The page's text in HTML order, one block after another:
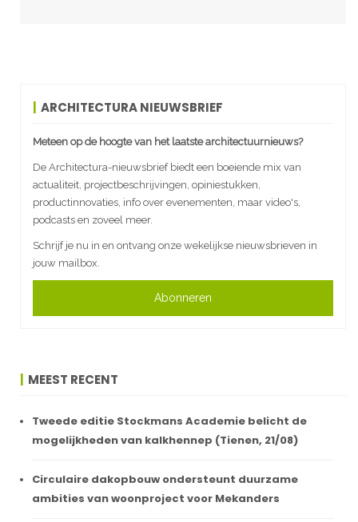
ARCHITECTURA NIEUWSBRIEF
Meteen op de hoogte van het laatste architectuurnieuws?
De Architectura-nieuwsbrief biedt een boeiende mix van
actualiteit, projectbeschrijvingen, opiniestukken,
productinnovaties, info over evenementen, maar video's,
podcasts en zoveel meer.
Schrijf je nu in en ontvang onze wekelijkse nieuwsbrieven in
jouw mailbox.
Abonneren
MEEST RECENT
Tweede editie Stockmans Academie belicht de
mogelijkheden van kalkhennep (Tienen, 21/08)
Circulaire dakopbouw ondersteunt duurzame
ambities van woonproject voor Mekanders